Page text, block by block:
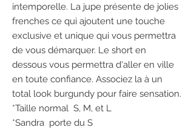
intemporelle. La jupe présente de jolies
frenches ce qui ajoutent une touche
exclusive et unique qui vous permettra
de vous démarquer. Le short en
dessous vous permettra d'aller en ville
en toute confiance. Associez la à un
total look burgundy pour faire sensation.
*Taille normal S, M, et L
*Sandra porte du S